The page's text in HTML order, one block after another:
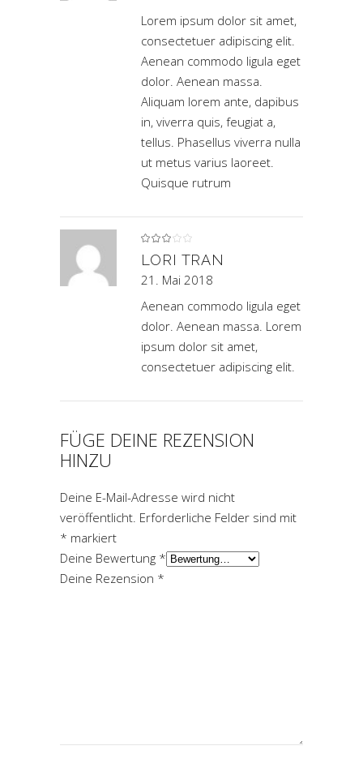
Lorem ipsum dolor sit amet,
consectetuer adipiscing elit.
Aenean commodo ligula eget
dolor. Aenean massa.
Aliquam lorem ante, dapibus
in, viverra quis, feugiat a,
tellus. Phasellus viverra nulla
ut metus varius laoreet.
Quisque rutrum
3
von
LORI TRAN
21. Mai 2018
Aenean commodo ligula eget
dolor. Aenean massa. Lorem
ipsum dolor sit amet,
consectetuer adipiscing elit.
FÜGE DEINE REZENSION
HINZU
Deine E-Mail-Adresse wird nicht
veröffentlicht. Erforderliche Felder sind mit
* markiert
Deine Bewertung *
Deine Rezension *